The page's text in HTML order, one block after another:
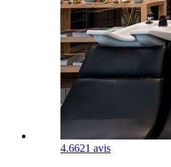
4.6621 avis